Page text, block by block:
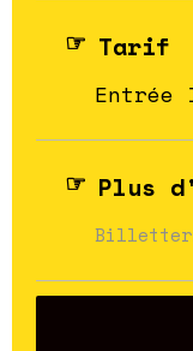
Tarif
Entrée
Plus